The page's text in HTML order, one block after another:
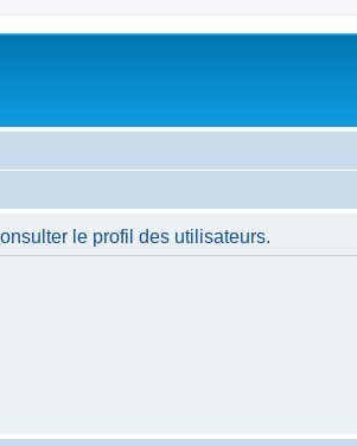
le profil des utilisateurs.